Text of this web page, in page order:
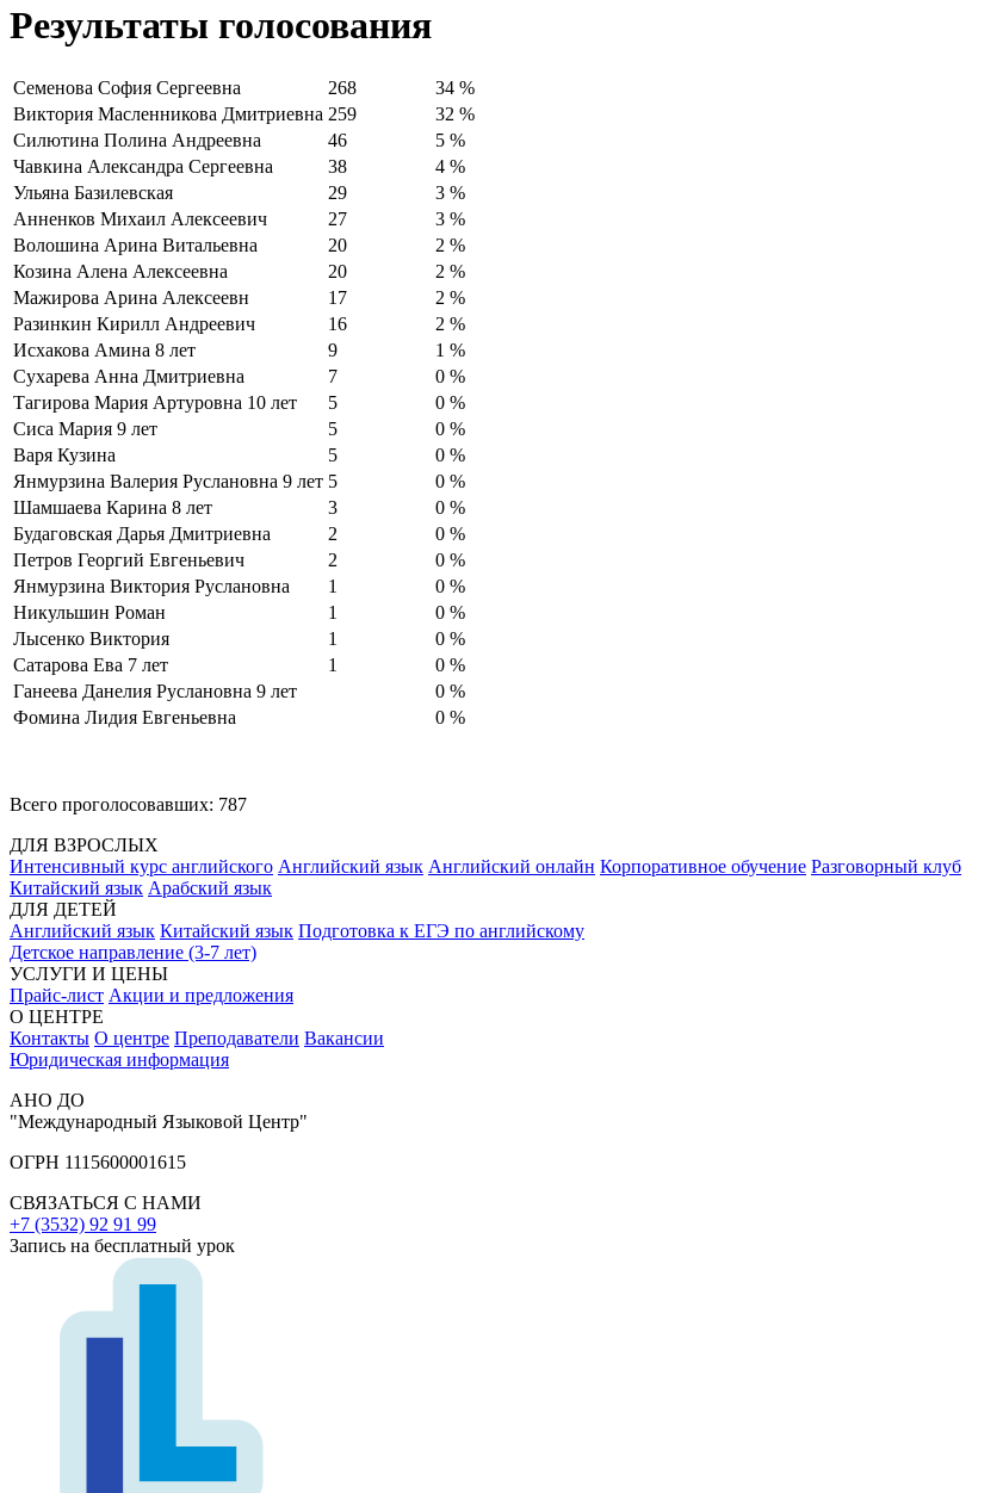
Результаты голосования
Семенова София Сергеевна 268
34 %
Виктория Масленникова Дмитриевна 259
32 %
Силютина Полина Андреевна
46
5 %
Чавкина Александра Сергеевна
38
4 %
Ульяна Базилевская
29
3 %
Анненков Михаил Алексеевич
27
3 %
Волошина Арина Витальевна
20
2 %
Козина Алена Алексеевна
20
2 %
Мажирова Арина Алексеевн
17
2 %
Разинкин Кирилл Андреевич
16
2 %
Исхакова Амина 8 лет
9
1 %
Сухарева Анна Дмитриевна
7
0 %
Тагирова Мария Артуровна 10 лет
5
0 %
Сиса Мария 9 лет
5
0 %
Варя Кузина
5
0 %
Янмурзина Валерия Руслановна 9 лет 5
0 %
Шамшаева Карина 8 лет
3
0 %
Будаговская Дарья Дмитриевна
2
0 %
Петров Георгий Евгеньевич
2
0 %
Янмурзина Виктория Руслановна
1
0 %
Никульшин Роман
1
0 %
Лысенко Виктория
1
0 %
Сатарова Ева 7 лет
1
0 %
Ганеева Данелия Руслановна 9 лет
0 %
Фомина Лидия Евгеньевна
0 %
Всего проголосовавших: 787
ДЛЯ ВЗРОСЛЫХ
Интенсивный курс английского Английский язык Английский онлайн Корпоративное обучение Разговорный клуб
Китайский язык Арабский язык
ДЛЯ ДЕТЕЙ
Английский язык Китайский язык Подготовка к ЕГЭ по английскому
Детское направление (3-7 лет)
УСЛУГИ И ЦЕНЫ
Прайс-лист Акции и предложения
О ЦЕНТРЕ
Контакты О центре Преподаватели Вакансии
Юридическая информация
АНО ДО
"Международный Языковой Центр"
ОГРН 1115600001615
СВЯЗАТЬСЯ С НАМИ
+7 (3532) 92 91 99
Запись на бесплатный урок